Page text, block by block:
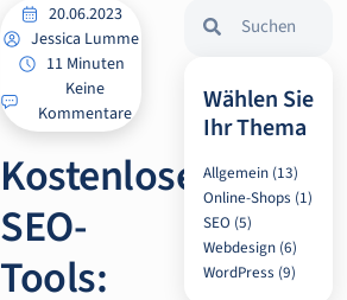
20.06.2023
Jessica Lumme
11 Minuten
Keine
Kommentare
Kostenlose
SEO-
Tools:
Wählen Sie
Ihr Thema
Allgemein(13)
Online-Shops (1)
SEO (5)
Webdesign(6)
WordPress (9)